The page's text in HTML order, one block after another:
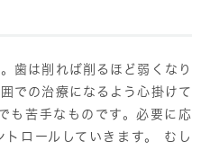
歯は削れば削るほど弱くなり
での治療になるよう心掛けて
も苦手なものです。必要に応
トロールしていきます。 むし